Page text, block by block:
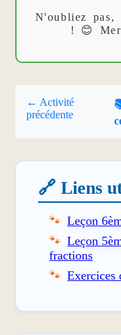
N'oubliez
! 😊
← Activité
précédente
🔗 Liens
Leçon
Leçon
fractions
Exercices